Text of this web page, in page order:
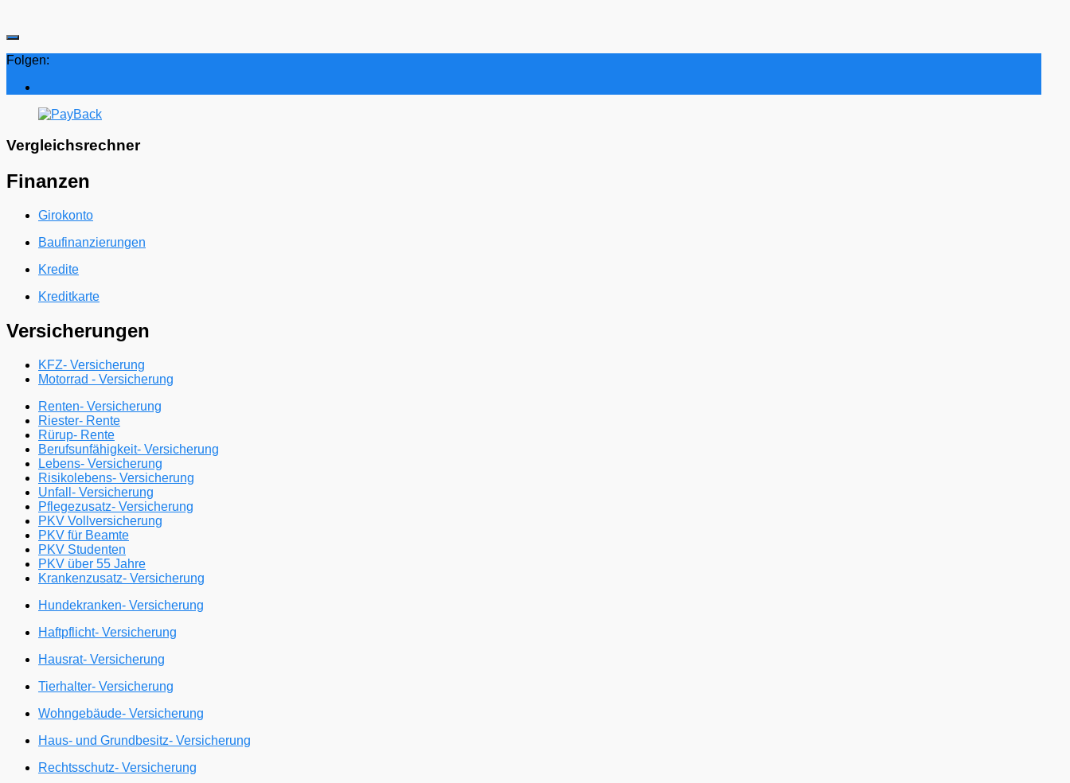
Folgen:
Vergleichsrechner
Finanzen
Girokonto
Baufinanzierungen
Kredite
Kreditkarte
Versicherungen
KFZ- Versicherung
Motorrad - Versicherung
Renten- Versicherung
Riester- Rente
Rürup- Rente
Berufsunfähigkeit- Versicherung
Lebens- Versicherung
Risikolebens- Versicherung
Unfall- Versicherung
Pflegezusatz- Versicherung
PKV Vollversicherung
PKV für Beamte
PKV Studenten
PKV über 55 Jahre
Krankenzusatz- Versicherung
Hundekranken- Versicherung
Haftpflicht- Versicherung
Hausrat- Versicherung
Tierhalter- Versicherung
Wohngebäude- Versicherung
Haus- und Grundbesitz- Versicherung
Rechtsschutz- Versicherung